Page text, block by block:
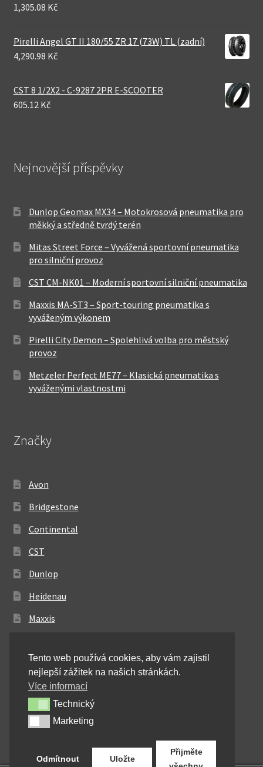
1,305.08 Kč
Pirelli Angel GT II 180/55 ZR 17 (73W) TL (zadní)
4,290.98 Kč
CST 8 1/2X2 - C-9287 2PR E-SCOOTER
605.12 Kč
Nejnovější příspěvky
Dunlop Geomax MX34 – Motokrosová pneumatika pro
měkký a středně tvrdý terén
Mitas Street Force – Vyvážená sportovní pneumatika
pro silniční provoz
CST CM-NK01 – Moderní sportovní silniční pneumatika
Maxxis MA-ST3 – Sport-touring pneumatika s
vyváženým výkonem
Pirelli City Demon – Spolehlivá volba pro městský
provoz
Metzeler Perfect ME77 – Klasická pneumatika s
vyváženými vlastnostmi
Značky
Avon
Bridgestone
Continental
CST
Dunlop
Heidenau
Maxxis
Michelin
Mitas
Pirelli
Shinko
Tento web používá cookies, aby vám zajistil
nejlepší zážitek na našich stránkách.
Více informací
TechnickýTechnický
MarketingMarketing
Odmítnout Uložte
Přijměte